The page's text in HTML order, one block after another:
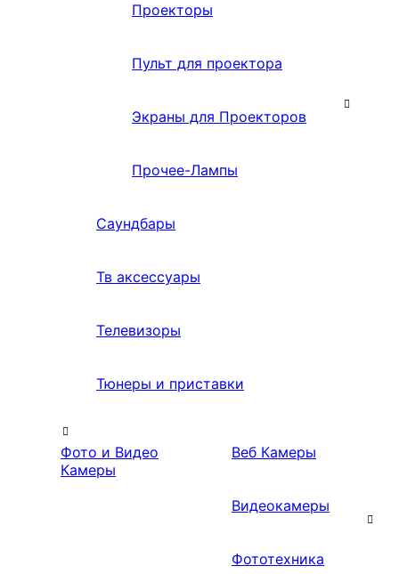
Проекторы
Пульт для проектора
Экраны для Проекторов
Прочее-Лампы
Саундбары
Тв аксессуары
Телевизоры
Тюнеры и приставки
Фото и Видео
Камеры
Веб Камеры
Видеокамеры
Фототехника